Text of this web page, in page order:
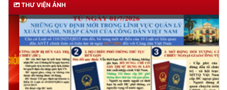
THƯ VIỆN ẢNH